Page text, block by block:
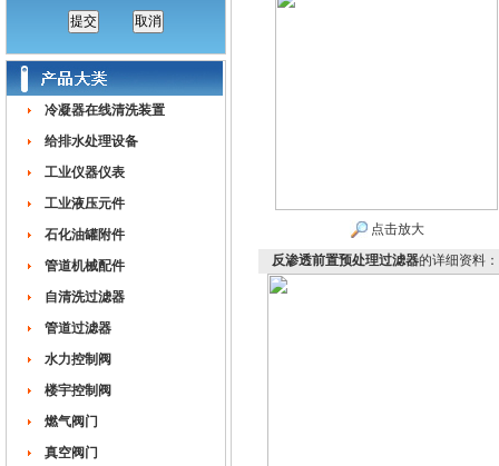
冷凝器在线清洗装置
给排水处理设备
工业仪器仪表
工业液压元件
石化油罐附件
管道机械配件
自清洗过滤器
管道过滤器
水力控制阀
楼宇控制阀
燃气阀门
真空阀门
点击放大
反渗透前置预处理过滤器的详细资料：